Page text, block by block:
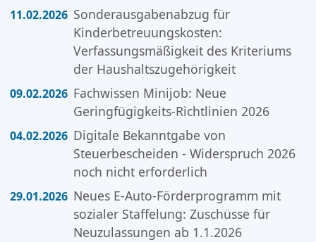
11.02.2026 Sonderausgabenabzug für
Kinderbetreuungskosten:
Verfassungsmäßigkeit des Kriteriums
der Haushaltszugehörigkeit
09.02.2026 Fachwissen Minijob: Neue
Geringfügigkeits-Richtlinien 2026
04.02.2026 Digitale Bekanntgabe von
Steuerbescheiden - Widerspruch 2026
noch nicht erforderlich
29.01.2026 Neues E-Auto-Förderprogramm mit
sozialer Staffelung: Zuschüsse für
Neuzulassungen ab 1.1.2026